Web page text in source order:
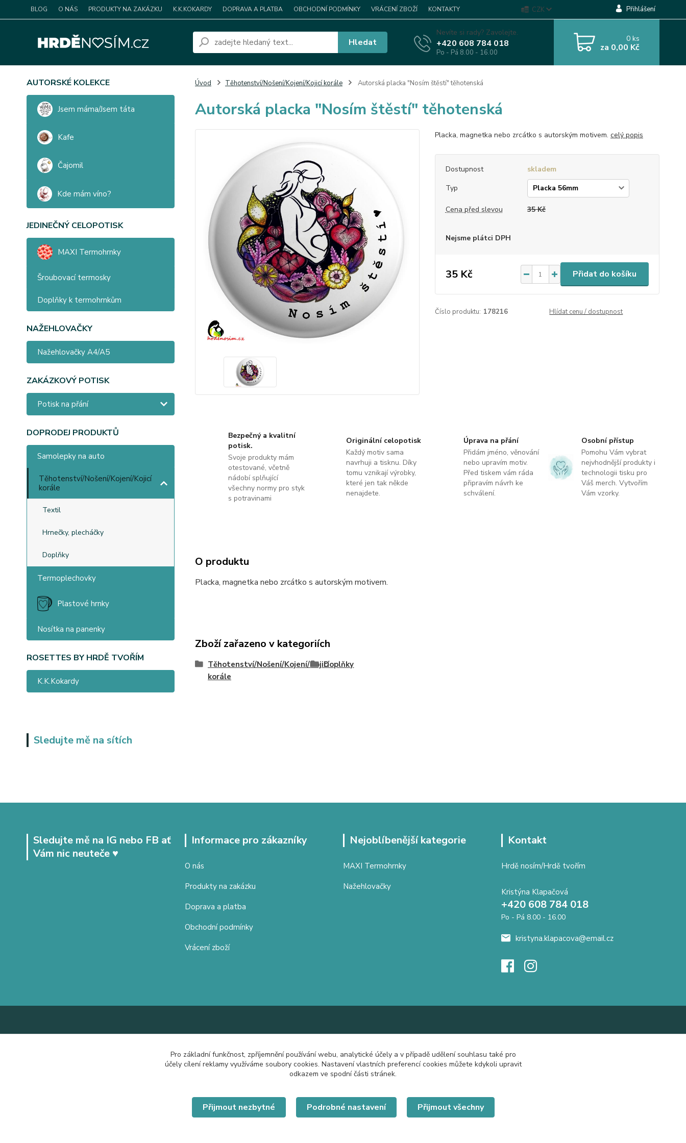
BLOG O NÁS PRODUKTY NA ZAKÁZKU K.K.KOKARDY DOPRAVA A PLATBA OBCHODNÍ PODMÍNKY VRÁCENÍ ZBOŽÍ KONTAKTY CZK Přihlášení
Hledat
Nevíte si rady? Zavolejte.
+420 608 784 018
Po - Pá 8.00 - 16.00
0ks
za 0,00 Kč
AUTORSKÉ KOLEKCE
Jsem máma/Jsem táta
Kafe
Čajomil
Kde mám víno?
JEDINEČNÝ CELOPOTISK
MAXI Termohrnky
Šroubovací termosky
Doplňky k termohrnkům
NAŽEHLOVAČKY
Nažehlovačky A4/A5
ZAKÁZKOVÝ POTISK
Potisk na přání
DOPRODEJ PRODUKTŮ
Samolepky na auto
Těhotenství/Nošení/Kojení/Kojicí
korále
Textil
Hrnečky, plecháčky
Doplňky
Termoplechovky
Plastové hrnky
Nosítka na panenky
ROSETTES BY HRDĚ TVOŘÍM
K.K.Kokardy
Sledujte mě na sítích
Úvod Těhotenství/Nošení/Kojení/Kojicí korále Autorská placka "Nosím štěstí" těhotenská
Autorská placka "Nosím štěstí" těhotenská
Placka, magnetka nebo zrcátko s autorským motivem. celý popis
Dostupnost
skladem
Typ
Cena před slevou 35 Kč
Nejsme plátci DPH
35 Kč Přidat do košíku
Číslo produktu: 178216 Hlídat cenu / dostupnost
Bezpečný a kvalitní
potisk.
Svoje produkty mám
otestované, včetně
nádobí splňující
všechny normy pro styk
s potravinami
Originální celopotisk
Každý motiv sama
navrhuji a tisknu. Díky
tomu vznikají výrobky,
které jen tak někde
nenajdete.
Úprava na přání
Přidám jméno, věnování
nebo upravím motiv.
Před tiskem vám ráda
připravím návrh ke
schválení.
Osobní přístup
Pomohu Vám vybrat
nejvhodnější produkty i
technologii tisku pro
Váš merch. Vytvořím
Vám vzorky.
O produktu
Placka, magnetka nebo zrcátko s autorským motivem.
Zboží zařazeno v kategoriích
Těhotenství/Nošení/Kojení/Kojicí
korále
Doplňky
Sledujte mě na IG nebo FB ať
Vám nic neuteče ♥
Informace pro zákazníky
O nás
Produkty na zakázku
Doprava a platba
Obchodní podmínky
Vrácení zboží
Nejoblíbenější kategorie
MAXI Termohrnky
Nažehlovačky
Kontakt
Hrdě nosím/Hrdě tvořím
Kristýna Klapačová
+420 608 784 018
Po - Pá 8.00 - 16.00
kristyna.klapacova@email.cz
Pro základní funkčnost, zpříjemnění používání webu, analytické účely a v případě udělení souhlasu také pro
účely cílení reklamy využíváme soubory cookies. Nastavení vlastních preferencí cookies můžete kdykoli upravit
odkazem ve spodní části stránek.
Přijmout nezbytné Podrobné nastavení Přijmout všechny